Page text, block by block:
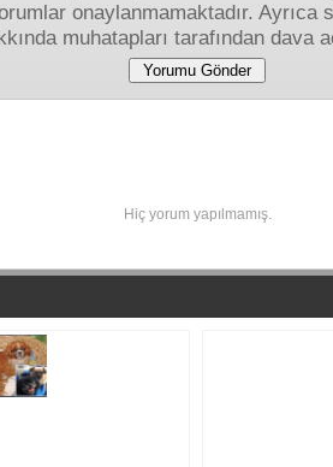
onaylanmamaktadır.
muhatapları tarafından dava
Hiç yorum yapılmamış.